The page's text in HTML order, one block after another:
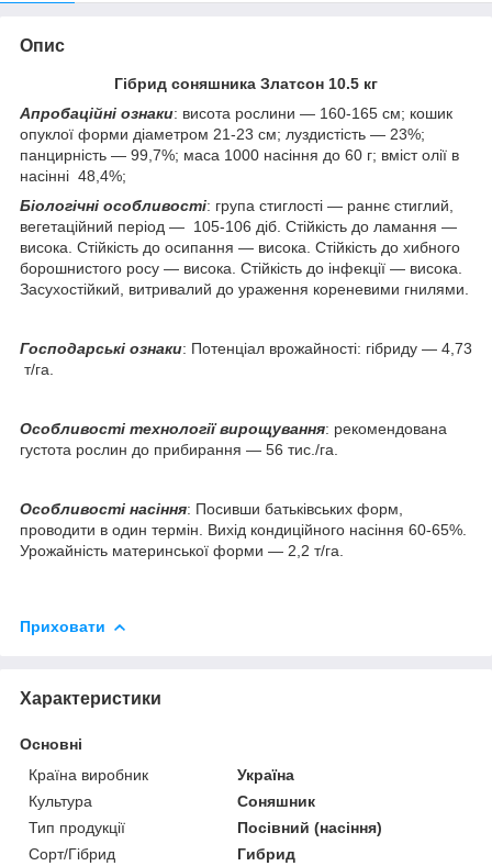
Опис
Гібрид соняшника Златсон 10.5 кг
Апробаційні ознаки: висота рослини — 160-165 см; кошик
опуклої форми діаметром 21-23 см; луздистість — 23%;
панцирність — 99,7%; маса 1000 насіння до 60 г; вміст олії в
насінні 48,4%;
Біологічні особливості: група стиглості — раннє стиглий,
вегетаційний період — 105-106 діб. Стійкість до ламання —
висока. Стійкість до осипання — висока. Стійкість до хибного
борошнистого росу — висока. Стійкість до інфекції — висока.
Засухостійкий, витривалий до ураження кореневими гнилями.
Господарські ознаки: Потенціал врожайності: гібриду — 4,73
т/га.
Особливості технології вирощування: рекомендована
густота рослин до прибирання — 56 тис./га.
Особливості насіння: Посивши батьківських форм,
проводити в один термін. Вихід кондиційного насіння 60-65%.
Урожайність материнської форми — 2,2 т/га.
Приховати
Характеристики
Основні
Країна виробник
Україна
Культура
Соняшник
Тип продукції
Посівний (насіння)
Сорт/Гібрид
Гибрид